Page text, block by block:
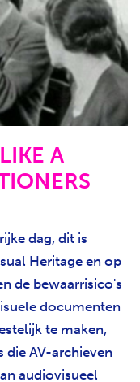
A
dag, dit is
Heritage en op
de bewaarrisico's
documenten
te maken,
die AV-archieven
audiovisueel